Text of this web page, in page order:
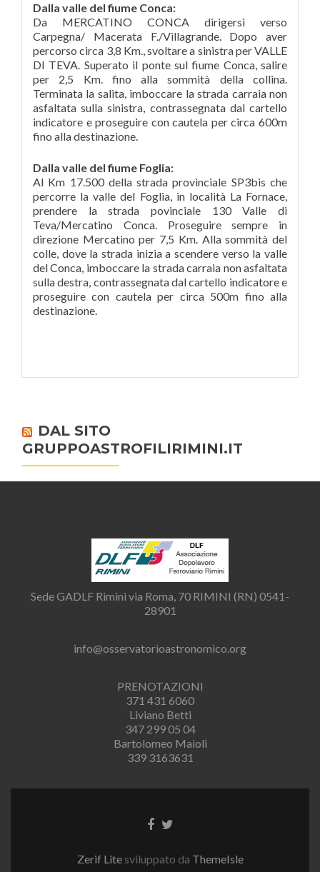
Dalla valle del fiume Conca:
Da MERCATINO CONCA dirigersi verso
Carpegna/ Macerata F./Villagrande. Dopo aver
percorso circa 3,8 Km., svoltare a sinistra per VALLE
DI TEVA. Superato il ponte sul fiume Conca, salire
per 2,5 Km. fino alla sommità della collina.
Terminata la salita, imboccare la strada carraia non
asfaltata sulla sinistra, contrassegnata dal cartello
indicatore e proseguire con cautela per circa 600m
fino alla destinazione.
Dalla valle del fiume Foglia:
Al Km 17.500 della strada provinciale SP3bis che
percorre la valle del Foglia, in località La Fornace,
prendere la strada povinciale 130 Valle di
Teva/Mercatino Conca. Proseguire sempre in
direzione Mercatino per 7,5 Km. Alla sommità del
colle, dove la strada inizia a scendere verso la valle
del Conca, imboccare la strada carraia non asfaltata
sulla destra, contrassegnata dal cartello indicatore e
proseguire con cautela per circa 500m fino alla
destinazione.
DAL SITO
GRUPPOASTROFILIRIMINI.IT
Sede GADLF Rimini via Roma, 70 RIMINI (RN) 0541-
28901
info@osservatorioastronomico.org
PRENOTAZIONI
371 431 6060
Liviano Betti
347 299 05 04
Bartolomeo Maioli
339 3163631
LinkLink
Zerif Lite sviluppato da ThemeIsle